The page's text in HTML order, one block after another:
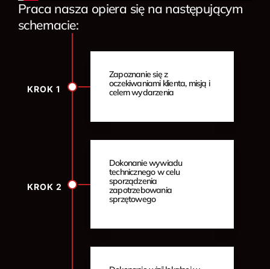
Praca nasza opiera się na następującym
schemacie:
KROK 1
Zapoznanie się z
oczekiwaniami klienta, misją i
celem wydarzenia
KROK 2
Dokonanie wywiadu
technicznego w celu
sporządzenia
zapotrzebowania
sprzętowego